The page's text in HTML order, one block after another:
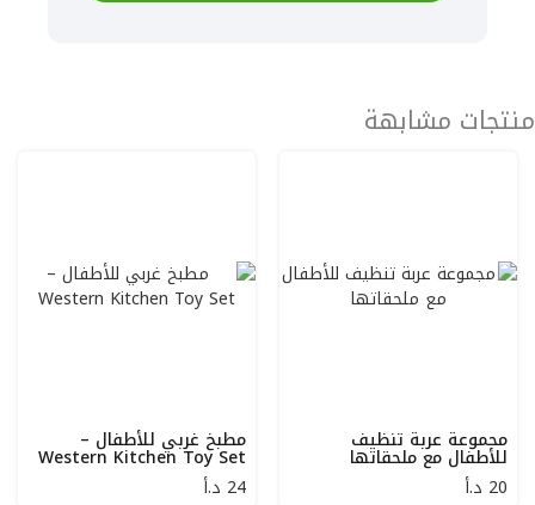
منتجات مشابهة
مجموعة عربة تنظيف
للأطفال مع ملحقاتها
20 د.أ
مطبخ غربي للأطفال –
Western Kitchen Toy Set
24 د.أ